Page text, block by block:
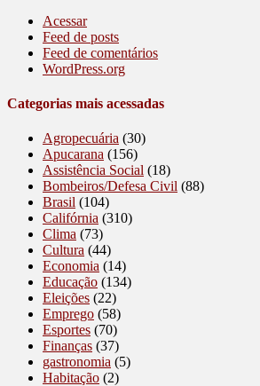
Acessar
Feed de posts
Feed de comentários
WordPress.org
Categorias mais acessadas
Agropecuária (30)
Apucarana (156)
Assistência Social (18)
Bombeiros/Defesa Civil (88)
Brasil (104)
Califórnia (310)
Clima (73)
Cultura (44)
Economia (14)
Educação (134)
Eleições (22)
Emprego (58)
Esportes (70)
Finanças (37)
gastronomia (5)
Habitação (2)